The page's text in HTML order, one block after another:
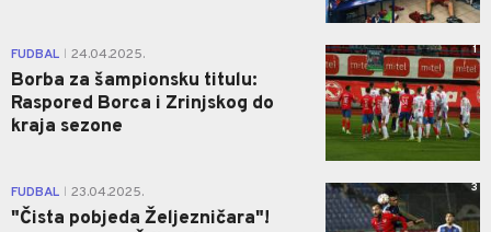
FUDBAL 24.04.2025.
Borba za šampionsku titulu:
Raspored Borca i Zrinjskog do
kraja sezone
1
FUDBAL 23.04.2025.
"Čista pobjeda Željezničara"!
3